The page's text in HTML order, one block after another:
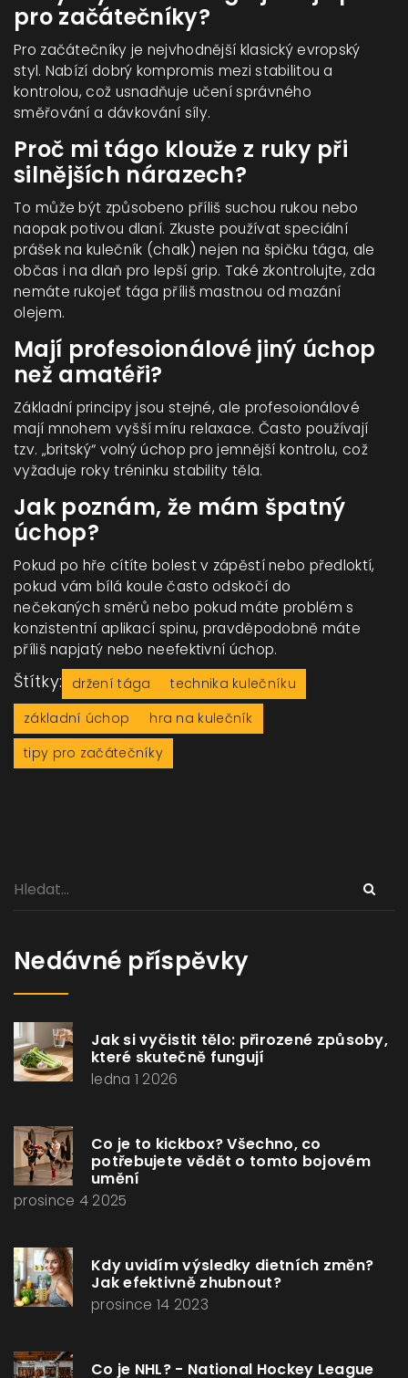
pro začátečníky?
Pro začátečníky je nejvhodnější klasický evropský
styl. Nabízí dobrý kompromis mezi stabilitou a
kontrolou, což usnadňuje učení správného
směřování a dávkování síly.
Proč mi tágo klouže z ruky při
silnějších nárazech?
To může být způsobeno příliš suchou rukou nebo
naopak potivou dlaní. Zkuste používat speciální
prášek na kulečník (chalk) nejen na špičku tága, ale
občas i na dlaň pro lepší grip. Také zkontrolujte, zda
nemáte rukojeť tága příliš mastnou od mazání
olejem.
Mají profesoionálové jiný úchop
než amatéři?
Základní principy jsou stejné, ale profesoionálové
mají mnohem vyšší míru relaxace. Často používají
tzv. „britský“ volný úchop pro jemnější kontrolu, což
vyžaduje roky tréninku stability těla.
Jak poznám, že mám špatný
úchop?
Pokud po hře cítíte bolest v zápěstí nebo předloktí,
pokud vám bílá koule často odskočí do
nečekaných směrů nebo pokud máte problém s
konzistentní aplikací spinu, pravděpodobně máte
příliš napjatý nebo neefektivní úchop.
Štítky: držení tága
technika kulečníku
základní úchop
hra na kulečník
tipy pro začátečníky
Nedávné příspěvky
Jak si vyčistit tělo: přirozené způsoby,
které skutečně fungují
ledna 1 2026
Co je to kickbox? Všechno, co
potřebujete vědět o tomto bojovém
umění
prosince 4 2025
Kdy uvidím výsledky dietních změn?
Jak efektivně zhubnout?
prosince 14 2023
Co je NHL? - National Hockey League